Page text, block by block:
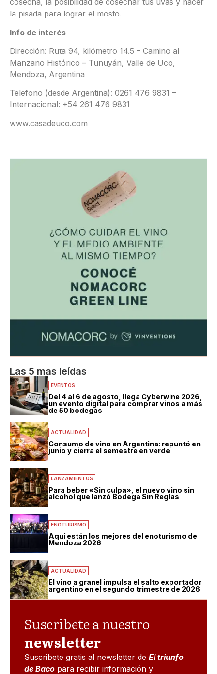
cosecha, la posibilidad de cosechar tus uvas y hacer
la pisada para lograr el mosto.
Info de interés
Dirección: Ruta 94, kilómetro 14.5 – Camino al
Manzano Histórico – Tunuyán, Valle de Uco,
Mendoza, Argentina
Telefono (desde Argentina): 0261 476 9831 –
Internacional: +54 261 476 9831
www.casadeuco.com
Las 5 mas leídas
EVENTOS
Del 4 al 6 de agosto, llega Cyberwine 2026,
un evento digital para comprar vinos a más
de 50 bodegas
ACTUALIDAD
Consumo de vino en Argentina: repuntó en
junio y cierra el semestre en verde
LANZAMIENTOS
Para beber «Sin culpa», el nuevo vino sin
alcohol que lanzó Bodega Sin Reglas
ENOTURISMO
Aquí están los mejores del enoturismo de
Mendoza 2026
ACTUALIDAD
El vino a granel impulsa el salto exportador
argentino en el segundo trimestre de 2026
Suscribete a nuestro
newsletter
Suscribete gratis al newsletter de El triunfo
de Baco para recibir información y